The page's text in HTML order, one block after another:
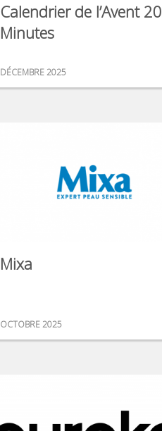
Calendrier de l’Avent 20
Minutes
DÉCEMBRE 2025
Mixa
OCTOBRE 2025